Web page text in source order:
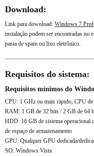
Download:
Link para download: Windows 7
instalação podem ser encontradas no
pasta de spam ou lixo eletrônico.
Requisitos do sistema:
Requisitos mínimos do
CPU: 1 GHz ou mais rápido, CPU
RAM: 1 GB de 32 bits / 2 GB de 64
HDD: 16 GB de sistema operacional
de espaço de armazenamento
GPU: Qualquer GPU dedicada/
SO: Windows Vista